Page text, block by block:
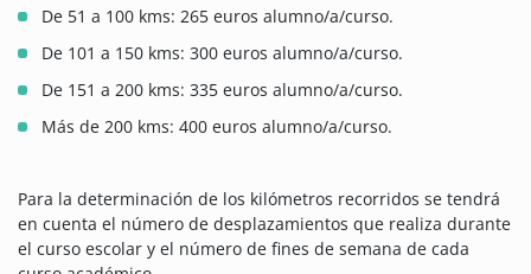
De 51 a 100 kms: 265 euros alumno/a/curso.
De 101 a 150 kms: 300 euros alumno/a/curso.
De 151 a 200 kms: 335 euros alumno/a/curso.
Más de 200 kms: 400 euros alumno/a/curso.
Para la determinación de los kilómetros recorridos se tendrá
en cuenta el número de desplazamientos que realiza durante
el curso escolar y el número de fines de semana de cada